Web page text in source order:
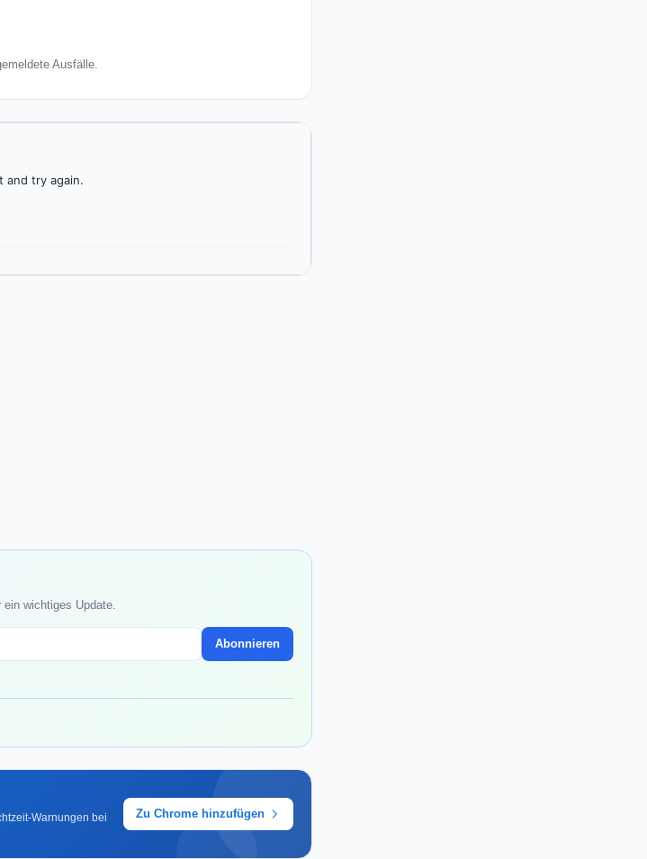
Ausfälle.
and try again.
wichtiges Update.
Abonnieren
Warnungen bei
Zu Chrome hinzufügen